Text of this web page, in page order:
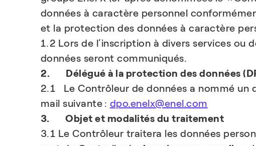
données à caractère personnel
et la protection des données à caractère
1.2 Lors de l’inscription à divers services ou
données seront communiqués.
2. Délégué à la protection des données
2.1 Le Contrôleur de données a nommé un
mail suivante : dpo.enelx@enel.com
3. Objet et modalités du traitement
3.1 Le Contrôleur traitera les données